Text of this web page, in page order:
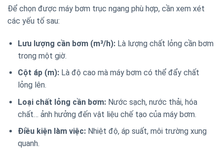
Để chọn được máy bơm trục ngang phù hợp, cần xem xét
các yếu tố sau:
Lưu lượng cần bơm (m³/h):Là lượng chất lỏng cần bơm
trong một giờ.
Cột áp (m):Là độ cao mà máy bơm có thể đẩy chất
lỏng lên.
Loại chất lỏng cần bơm:Nước sạch, nước thải, hóa
chất… ảnh hưởng đến vật liệu chế tạo của máy bơm.
Điều kiện làm việc:Nhiệt độ, áp suất, môi trường xung
quanh.